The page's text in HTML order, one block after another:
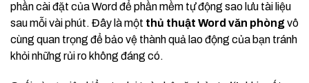
phần cài đặt của Word để phần mềm tự động sao lưu tài liệu
sau mỗi vài phút. Đây là một thủ thuật Word văn phòngvô
cùng quan trọng để bảo vệ thành quả lao động của bạn tránh
khỏi những rủi ro không đáng có.